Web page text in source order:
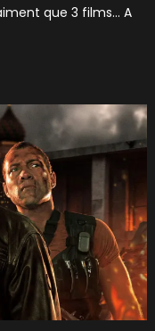
que 3 films… A